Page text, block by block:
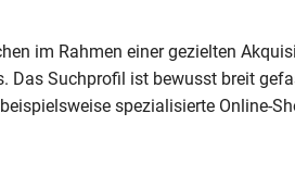
im Rahmen einer gezielten
Das Suchprofil ist bewusst breit
spezialisierte Online-